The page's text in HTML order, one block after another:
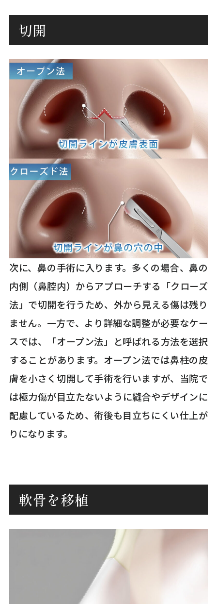
切開
次に、鼻の手術に入ります。多くの場合、鼻の
内側（鼻腔内）からアプローチする「クローズ
法」で切開を行うため、外から見える傷は残り
ません。一方で、より詳細な調整が必要なケー
スでは、「オープン法」と呼ばれる方法を選択
することがあります。オープン法では鼻柱の皮
膚を小さく切開して手術を行いますが、当院で
は極力傷が目立たないように縫合やデザインに
配慮しているため、術後も目立ちにくい仕上が
りになります。
軟骨を移植